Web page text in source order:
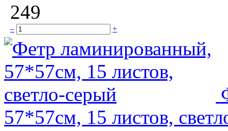
249
– +
57*57см, 15 листов,